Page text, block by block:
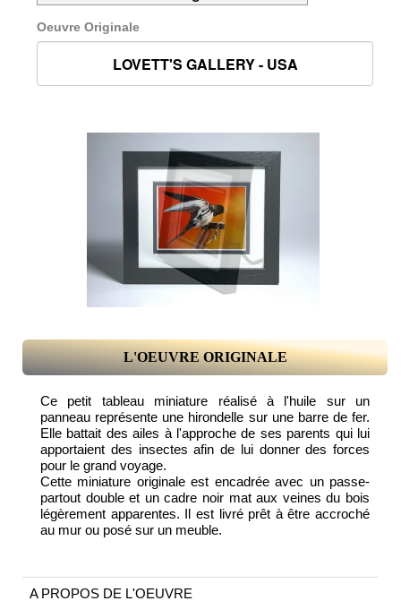
Oeuvre Originale
L'OEUVRE ORIGINALE
Ce petit tableau miniature réalisé à l'huile sur un
panneau représente une hirondelle sur une barre de fer.
Elle battait des ailes à l'approche de ses parents qui lui
apportaient des insectes afin de lui donner des forces
pour le grand voyage.
Cette miniature originale est encadrée avec un passe-
partout double et un cadre noir mat aux veines du bois
légèrement apparentes. Il est livré prêt à être accroché
au mur ou posé sur un meuble.
A PROPOS DE L'OEUVRE